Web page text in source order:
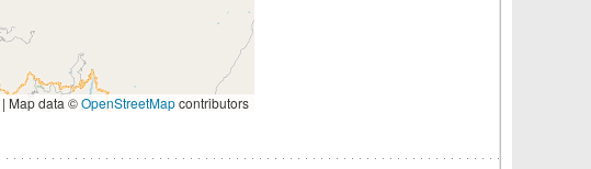
| Map data ©OpenStreetMapcontributors